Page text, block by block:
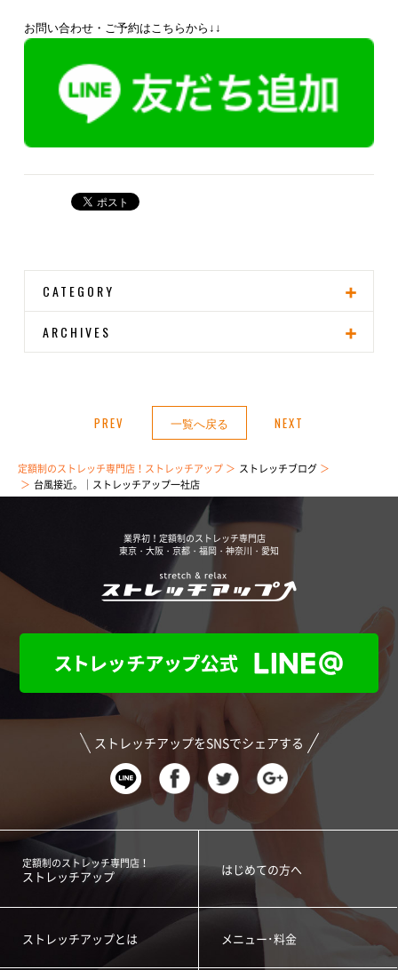
お問い合わせ・ご予約はこちらから↓↓
CATEGORY
ARCHIVES
PREV 一覧へ戻る NEXT
定額制のストレッチ専門店！ストレッチアップ
ストレッチブログ
台風接近。｜ストレッチアップ一社店
業界初！定額制のストレッチ専門店
東京・大阪・京都・福岡・神奈川・愛知
ストレッチアップをSNSでシェアする
定額制のストレッチ専門店！
ストレッチアップ
はじめての方へ
ストレッチアップとは メニュー･料金